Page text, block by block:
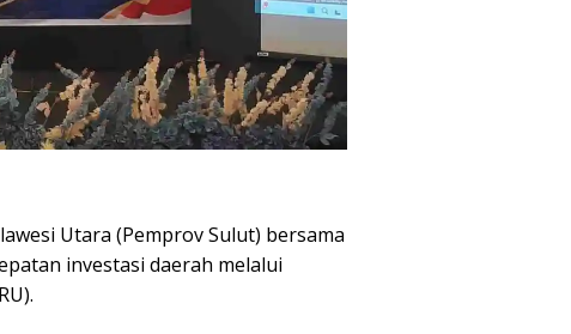
Utara (Pemprov Sulut) bersama
investasi daerah melalui